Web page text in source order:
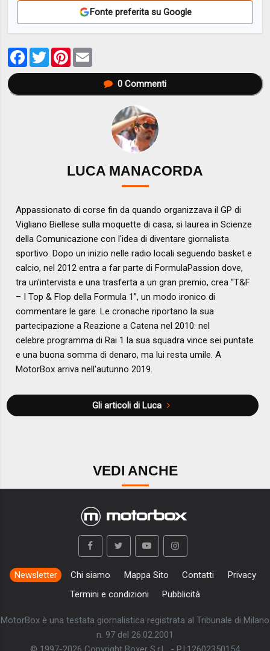
Fonte preferita su Google
Facebook
TwitterPinterest
0Commenti
LUCA MANACORDA
Appassionato di corse fin da quando organizzava il GP di
Vigliano Biellese sulla moquette di casa, si laurea in Scienze
della Comunicazione con l'idea di diventare giornalista
sportivo. Dopo un inizio nelle radio locali seguendo basket e
calcio, nel 2012 entra a far parte di FormulaPassion dove,
tra un'intervista e una trasferta a un gran premio, crea “T&F
– I Top & Flop della Formula 1”, un modo ironico di
commentare le gare. Le cronache riportano la sua
partecipazione a Reazione a Catena nel 2010: nel
celebre programma di Rai 1 la sua squadra vince sei puntate
e una buona somma di denaro, ma lui resta umile. A
MotorBox arriva nell'autunno 2019.
Gli articoli di Luca
VEDI ANCHE
Newsletter Chi siamo Mappa Sito Contatti
Privacy
Termini e condizioni
Pubblicità
MotorBox è una testata giornalistica registrata al Tribunale di Milano
n. 97 del 26.02.2001